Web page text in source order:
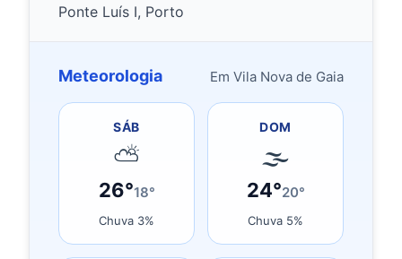
Ponte Luís I, Porto
Meteorologia Em Vila Nova de Gaia
SÁB
⛅
26°18°
Chuva 3%
DOM
🌫
24°20°
Chuva 5%